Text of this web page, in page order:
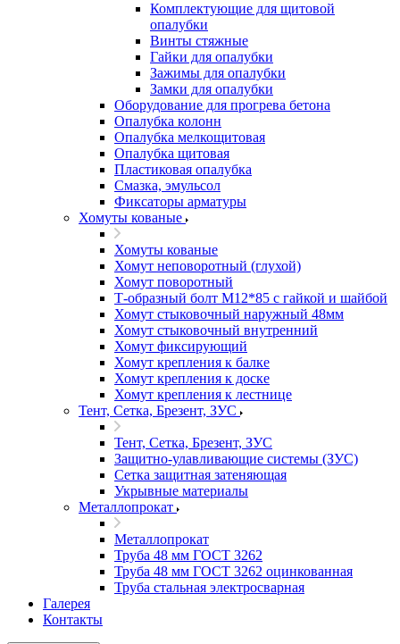
Комплектующие для щитовой
опалубки
Винты стяжные
Гайки для опалубки
Зажимы для опалубки
Замки для опалубки
Оборудование для прогрева бетона
Опалубка колонн
Опалубка мелкощитовая
Опалубка щитовая
Пластиковая опалубка
Смазка, эмульсол
Фиксаторы арматуры
Хомуты кованые
Хомуты кованые
Хомут неповоротный (глухой)
Хомут поворотный
Т-образный болт М12*85 с гайкой и шайбой
Хомут стыковочный наружный 48мм
Хомут стыковочный внутренний
Хомут фиксирующий
Хомут крепления к балке
Хомут крепления к доске
Хомут крепления к лестнице
Тент, Сетка, Брезент, ЗУС
Тент, Сетка, Брезент, ЗУС
Защитно-улавливающие системы (ЗУС)
Сетка защитная затеняющая
Укрывные материалы
Металлопрокат
Металлопрокат
Труба 48 мм ГОСТ 3262
Труба 48 мм ГОСТ 3262 оцинкованная
Труба стальная электросварная
Галерея
Контакты